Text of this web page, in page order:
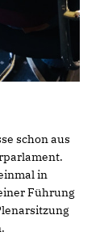
schon aus
in
Führung